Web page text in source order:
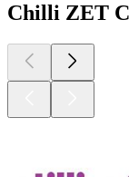
Chilli ZET